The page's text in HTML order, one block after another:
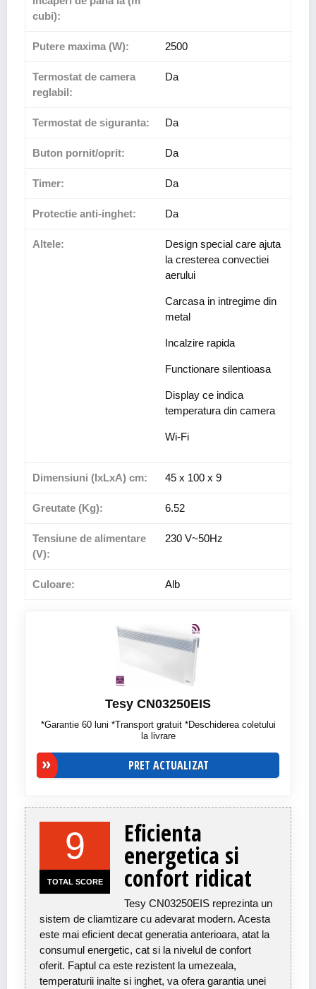
cubi):
Putere maxima (W): 2500
Termostat de camera
reglabil:
Da
Termostat de siguranta: Da
Buton pornit/oprit: Da
Timer: Da
Protectie anti-inghet: Da
Altele:
Design special care ajuta
la cresterea convectiei
aerului
Carcasa in intregime din
metal
Incalzire rapida
Functionare silentioasa
Display ce indica
temperatura din camera
Wi-Fi
Dimensiuni (IxLxA) cm: 45 x 100 x 9
Greutate (Kg): 6.52
Tensiune de alimentare
(V):
230 V~50Hz
Culoare: Alb
Tesy CN03250EIS
*Garantie 60 luni *Transport gratuit *Deschiderea coletului
la livrare
PRET ACTUALIZAT
9
TOTAL SCORE
Eficienta
energetica si
confort ridicat
Tesy CN03250EIS reprezinta un
sistem de cliamtizare cu adevarat modern. Acesta
este mai eficient decat generatia anterioara, atat la
consumul energetic, cat si la nivelul de confort
oferit. Faptul ca este rezistent la umezeala,
temperaturii inalte si inghet, va ofera garantia unei